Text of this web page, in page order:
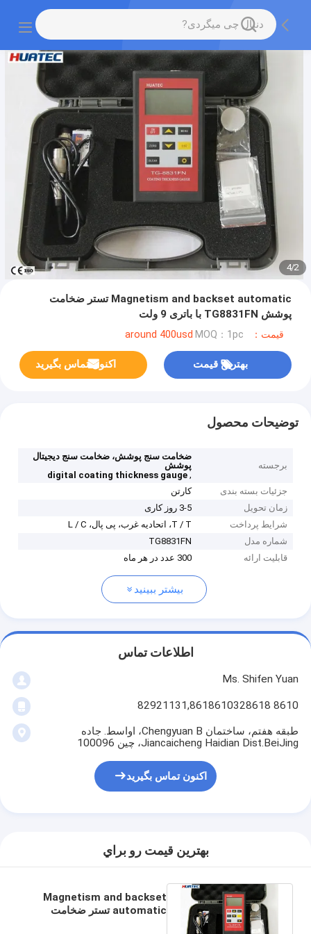
3
/
4
Magnetism and backset automatic تستر ضخامت
پوشش TG8831FN با باتری 9 ولت
قیمت：around 400usd MOQ：1pc
بهترین قیمت اکنون تماس بگیرید
توضیحات محصول
برجسته
ضخامت سنج پوشش، ضخامت سنج دیجیتال
پوشش
,
digital coating thickness gauge
جزئیات بسته بندی
کارتن
زمان تحویل
3-5 روز کاری
شرایط پرداخت
T / T، اتحادیه غرب، پی پال، L / C
شماره مدل
TG8831FN
قابلیت ارائه
300 عدد در هر ماه
بیشتر ببینید
اطلاعات تماس
Ms. Shifen Yuan
8610 82921131,8618610328618
طبقه هفتم، ساختمان Chengyuan B، اواسط. جاده
Jiancaicheng Haidian Dist.BeiJing، چین 100096
اکنون تماس بگیرید
بهترين قيمت رو براي
Magnetism and backset
automatic تستر ضخامت